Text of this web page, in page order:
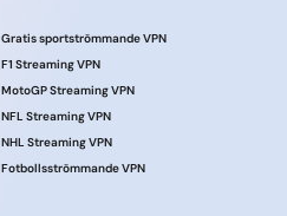
Gratis sportströmmande VPN
F1 Streaming VPN
MotoGP Streaming VPN
NFL Streaming VPN
NHL Streaming VPN
Fotbollsströmmande VPN